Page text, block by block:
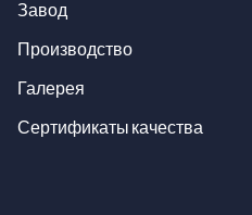
Завод
Производство
Галерея
Сертификаты качества